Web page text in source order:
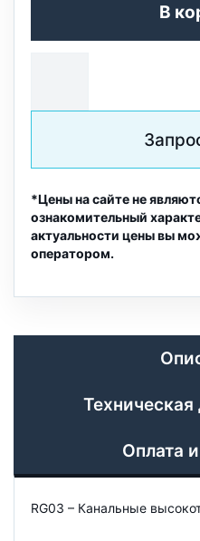
В
*Цены на сайте не
ознакомительный
актуальности цены вы
оператором.
Оплата
RG03 – Канальные